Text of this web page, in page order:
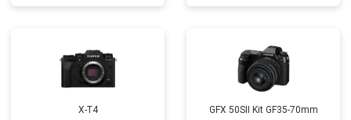
X-T4 GFX 50SII Kit GF35-70mm